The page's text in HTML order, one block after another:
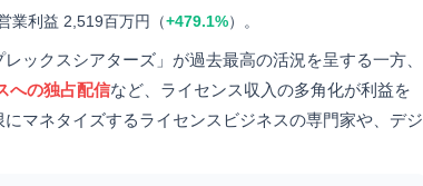
業利益 2,519百万円（+479.1%）。
ックスシアターズ」が過去最高の活況を呈する一方、
への独占配信など、ライセンス収入の多角化が利益を
マネタイズするライセンスビジネスの専門家や、デジ